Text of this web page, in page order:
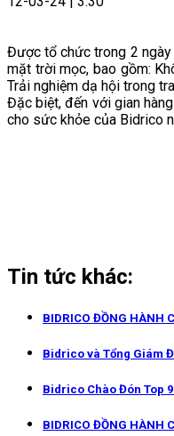
Được tổ chức trong 2
mặt trời mọc, bao gồm:
Trải nghiệm dạ hội trong
Đặc biệt, đến với gian
cho sức khỏe của Bidrico
Tin tức khác:
BIDRICO ĐỒNG HÀNH
Bidrico và Tổng Giám
Bidrico Chào Đón Top
BIDRICO ĐỒNG HÀNH